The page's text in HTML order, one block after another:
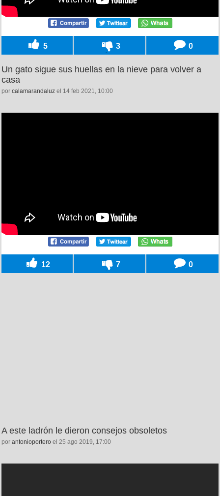
5 3 0
Un gato sigue sus huellas en la nieve para volver a
casa
por calamarandaluz el 14 feb 2021, 10:00
12 7 0
A este ladrón le dieron consejos obsoletos
por antonioportero el 25 ago 2019, 17:00